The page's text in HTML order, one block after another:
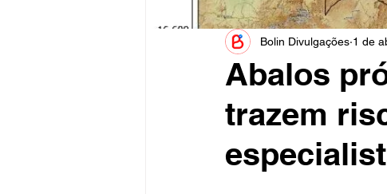
Abalos
trazem
Bolin Divulgações 1 de